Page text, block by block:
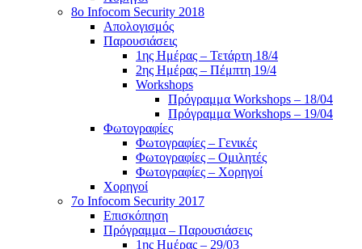
8ο Infocom Security 2018
Απολογισμός
Παρουσιάσεις
1ης Ημέρας – Τετάρτη 18/4
2ης Ημέρας – Πέμπτη 19/4
Workshops
Πρόγραμμα Workshops – 18/04
Πρόγραμμα Workshops – 19/04
Φωτογραφίες
Φωτογραφίες – Γενικές
Φωτογραφίες – Ομιλητές
Φωτογραφίες – Χορηγοί
Χορηγοί
7o Infocom Security 2017
Επισκόπηση
Πρόγραμμα – Παρουσιάσεις
1ης Ημέρας – 29/03